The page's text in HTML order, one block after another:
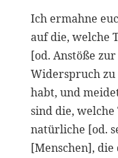
Ich ermahne
auf die, welche
[od. Anstöße
Widerspruch
habt, und
sind die,
natürliche [od.
[Menschen], die